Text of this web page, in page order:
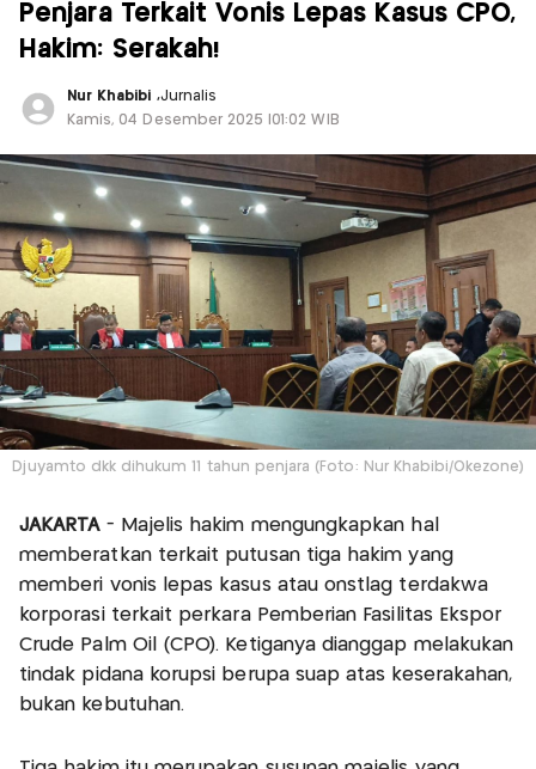
Penjara Terkait Vonis Lepas Kasus CPO,
Hakim: Serakah!
Nur Khabibi ,Jurnalis
Kamis, 04 Desember 2025 |01:02 WIB
Djuyamto dkk dihukum 11 tahun penjara (Foto: Nur Khabibi/Okezone)
JAKARTA- Majelis hakim mengungkapkan hal
memberatkan terkait putusan tiga hakim yang
memberi vonis lepas kasus atau onstlag terdakwa
korporasi terkait perkara Pemberian Fasilitas Ekspor
Crude Palm Oil (CPO). Ketiganya dianggap melakukan
tindak pidana korupsi berupa suap atas keserakahan,
bukan kebutuhan.